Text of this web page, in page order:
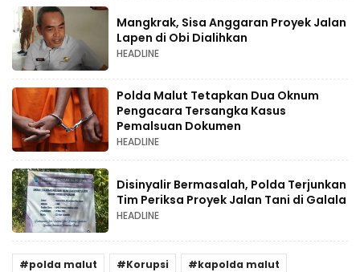
Mangkrak, Sisa Anggaran Proyek Jalan
Lapen di Obi Dialihkan
HEADLINE
Polda Malut Tetapkan Dua Oknum
Pengacara Tersangka Kasus
Pemalsuan Dokumen
HEADLINE
Disinyalir Bermasalah, Polda Terjunkan
Tim Periksa Proyek Jalan Tani di Galala
HEADLINE
polda malut Korupsi
kapolda malut